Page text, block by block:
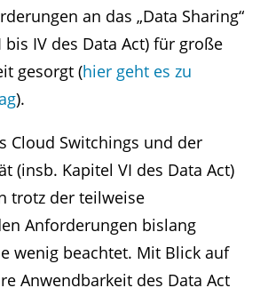
an das „Data Sharing“
IV des Data Act) für große
gesorgt (hier geht es zu
).
Cloud Switchings und der
(insb. Kapitel VI des Data Act)
trotz der teilweise
Anforderungen bislang
wenig beachtet. Mit Blick auf
Anwendbarkeit des Data Act